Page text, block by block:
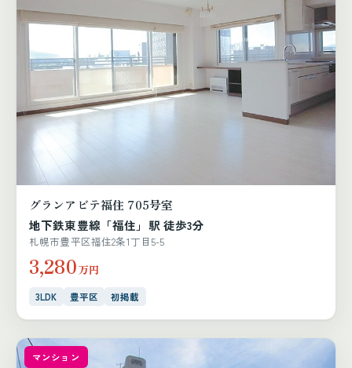
グランアビテ福住 705号室
地下鉄東豊線「福住」駅 徒歩3分
札幌市豊平区福住2条1丁目5-5
3,280万円
3LDK 豊平区 初掲載
マンション